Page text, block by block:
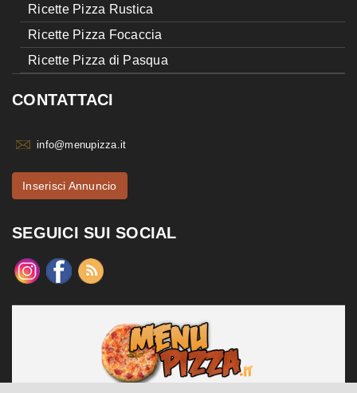
Ricette Pizza Rustica
Ricette Pizza Focaccia
Ricette Pizza di Pasqua
CONTATTACI
info@menupizza.it
Inserisci Annuncio
SEGUICI SUI SOCIAL